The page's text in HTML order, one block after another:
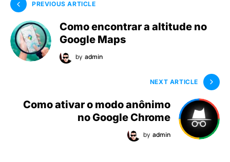
PREVIOUS ARTICLE
Como encontrar a altitude no
Google Maps
by admin
NEXT ARTICLE
Como ativar o modo anônimo
no Google Chrome
by admin